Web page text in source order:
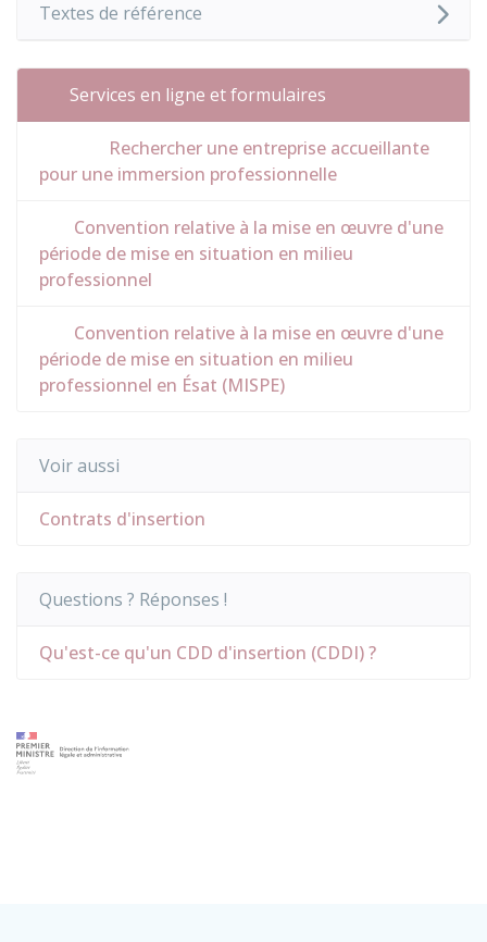
Textes de référence
Services en ligne et formulaires
Rechercher une entreprise accueillante
pour une immersion professionnelle
Convention relative à la mise en œuvre d'une
période de mise en situation en milieu
professionnel
Convention relative à la mise en œuvre d'une
période de mise en situation en milieu
professionnel en Ésat (MISPE)
Voir aussi
Contrats d'insertion
Questions ? Réponses !
Qu'est-ce qu'un CDD d'insertion (CDDI) ?